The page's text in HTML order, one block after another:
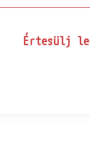
Értesülj